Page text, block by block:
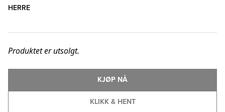
HERRE
Produktet er utsolgt.
KLIKK & HENT
KJØP NÅ